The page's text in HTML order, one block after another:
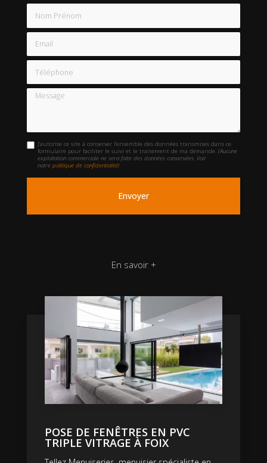
Email
Téléphone
Message
J'autorise ce site à conserver l'ensemble des données transmises dans ce
formulaire pour faciliter le suivi et le traitement de ma demande.(Aucune
exploitation commerciale ne sera faite des données conservées. Voir
notrepolitique de confidentialité)
En savoir +
POSE DE FENÊTRES EN PVC
TRIPLE VITRAGE À FOIX